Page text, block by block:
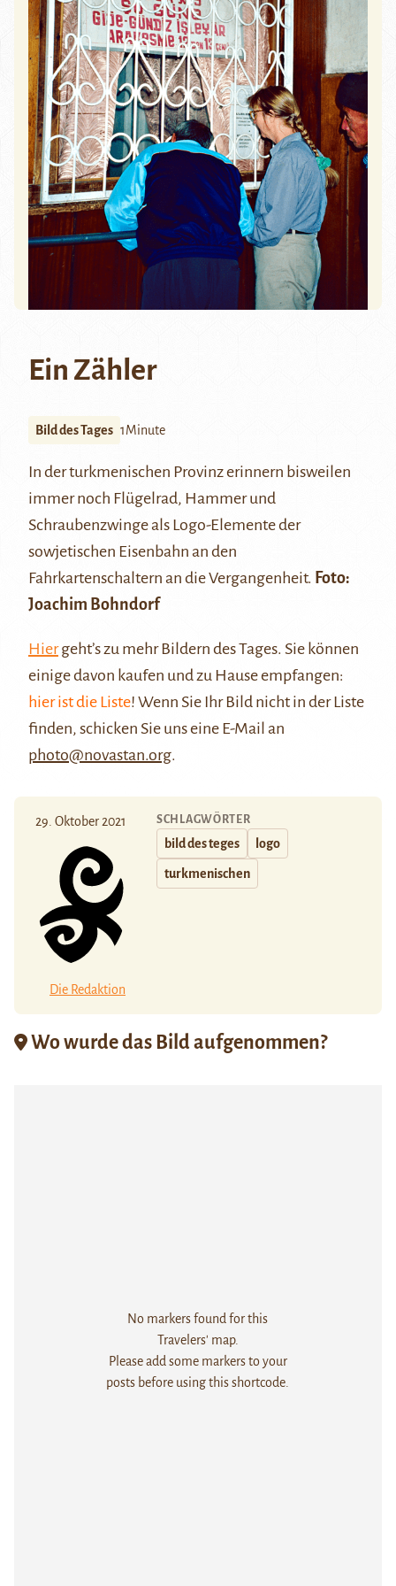
Ein Zähler
Bild des Tages 1Minute
In der turkmenischen Provinz erinnern bisweilen
immer noch Flügelrad, Hammer und
Schraubenzwinge als Logo-Elemente der
sowjetischen Eisenbahn an den
Fahrkartenschaltern an die Vergangenheit. Foto:
Joachim Bohndorf
Hiergeht’s zu mehr Bildern des Tages. Sie können
einige davon kaufen und zu Hause empfangen:
hier ist die Liste! Wenn Sie Ihr Bild nicht in der Liste
finden, schicken Sie uns eine E-Mail an
photo@novastan.org.
29. Oktober 2021
Die Redaktion
SCHLAGWÖRTER
bild des teges logo
turkmenischen
Wo wurde das Bild aufgenommen?
No markers found for this
Travelers' map.
Please add some markers to your
posts before using this shortcode.